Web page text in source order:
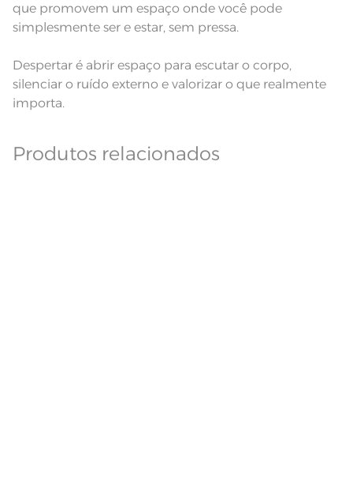
que promovem um espaço onde você pode
simplesmente ser e estar, sem pressa.
Despertar é abrir espaço para escutar o corpo,
silenciar o ruído externo e valorizar o que realmente
importa.
Produtos relacionados